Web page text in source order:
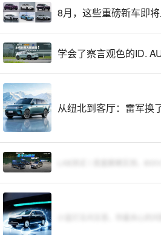
8月，这些重磅新车即
学会了察言观色的ID.
从纽北到客厅：雷军换